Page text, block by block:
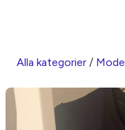
Alla kategorier / Mode